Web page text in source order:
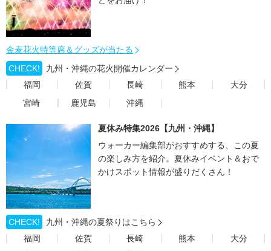
金麦花火特等席＆グッズが当たる
CHECK!
九州・沖縄の花火開催カレンダー
福岡
佐賀 長崎 熊本
大分
宮崎
鹿児島 沖縄
夏休み特集2026【九州・沖縄】
ウォーカー編集部がおすすめする、この夏
の楽しみ方を紹介。夏休みイベント＆おで
かけスポット情報が盛りだくさん！
CHECK!
九州・沖縄の夏祭りはこちら
福岡
佐賀 長崎 熊本
大分